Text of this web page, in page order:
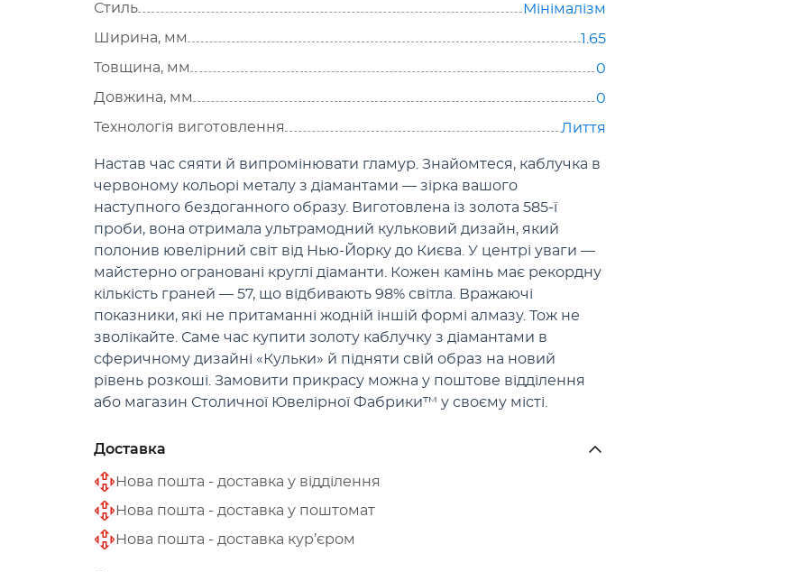
Стиль
Мінімалізм
Ширина, мм
1.65
Товщина, мм
0
Довжина, мм
0
Технологія виготовлення
Лиття
Настав час сяяти й випромінювати гламур. Знайомтеся, каблучка в
червоному кольорі металу з діамантами — зірка вашого
наступного бездоганного образу. Виготовлена із золота 585-ї
проби, вона отримала ультрамодний кульковий дизайн, який
полонив ювелірний світ від Нью-Йорку до Києва. У центрі уваги —
майстерно ограновані круглі діаманти. Кожен камінь має рекордну
кількість граней — 57, що відбивають 98% світла. Вражаючі
показники, які не притаманні жодній іншій формі алмазу. Тож не
зволікайте. Саме час купити золоту каблучку з діамантами в
сферичному дизайні «Кульки» й підняти свій образ на новий
рівень розкоші. Замовити прикрасу можна у поштове відділення
або магазин Столичної Ювелірної Фабрики™ у своєму місті.
Доставка
Нова пошта - доставка у відділення
Нова пошта - доставка у поштомат
Нова пошта - доставка кур’єром